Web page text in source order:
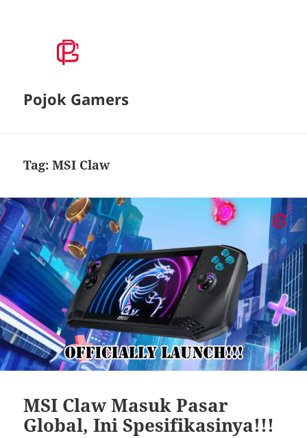
Pojok Gamers
Tag:MSI Claw
MSI Claw Masuk Pasar
Global, Ini Spesifikasinya!!!